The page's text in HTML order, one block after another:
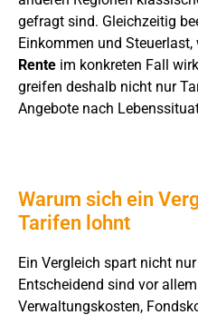
gefragt sind. Gleichzeitig
Einkommen und
Rente im konkreten Fall
greifen deshalb nicht nur
Angebote nach
Warum sich ein
Tarifen lohnt
Ein Vergleich spart nicht
Entscheidend sind vor
Verwaltungskosten,